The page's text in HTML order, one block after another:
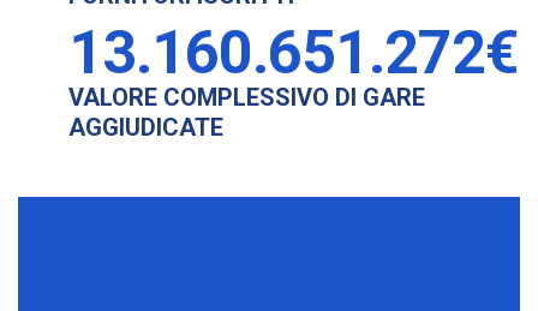
13.160.651.272€
VALORE COMPLESSIVO DI GARE
AGGIUDICATE